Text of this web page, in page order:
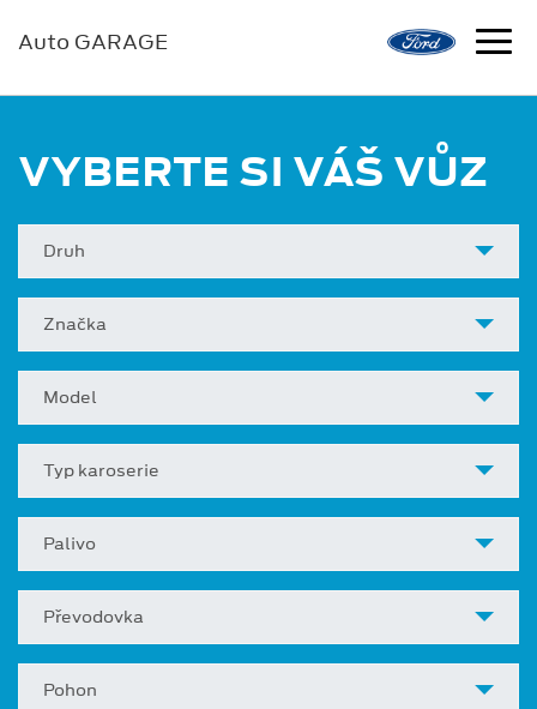
Auto GARAGE
VYBERTE SI VÁŠ VŮZ
Druh
Značka
Model
Typ karoserie
Palivo
Převodovka
Pohon